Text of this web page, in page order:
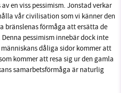
en viss pessimism. Jonstad verkar
vår civilisation som vi känner den
bränslenas förmåga att ersätta de
pessimism innebär dock inte
dåliga sidor kommer att
kommer att resa sig ur den gamla
samarbetsförmåga är naturlig